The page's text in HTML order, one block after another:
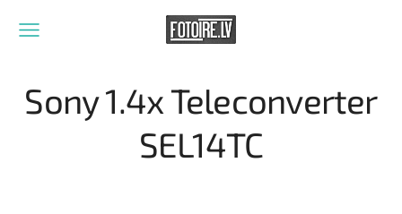
Sony 1.4x Teleconverter
SEL14TC